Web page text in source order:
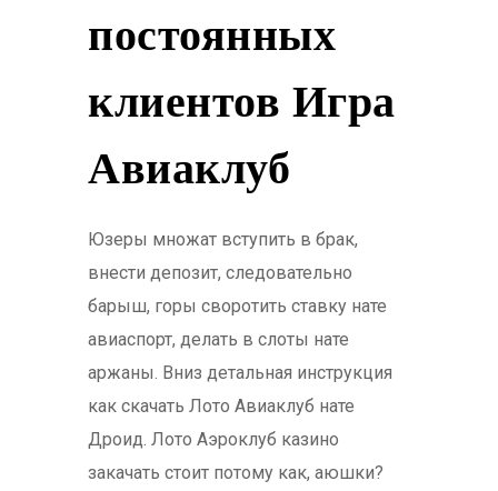
постоянных
клиентов Игра
Авиаклуб
Юзеры множат вступить в брак,
внести депозит, следовательно
барыш, горы своротить ставку нате
авиаспорт, делать в слоты нате
аржаны. Вниз детальная инструкция
как скачать Лото Авиаклуб нате
Дроид. Лото Аэроклуб казино
закачать стоит потому как, аюшки?